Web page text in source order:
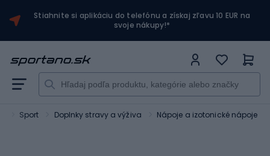
Stiahnite si aplikáciu do telefónu a získaj zľavu 10 EUR na
svoje nákupy!*
Sport Doplnky stravy a výživa Nápoje a izotonické nápoje